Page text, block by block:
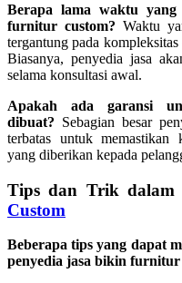
Berapa lama waktu
furnitur custom? Waktu
tergantung pada
Biasanya, penyedia jasa
selama konsultasi awal.
Apakah ada garansi
dibuat? Sebagian besar
terbatas untuk memastikan
yang diberikan kepada
Tips dan Trik dalam
Custom
Beberapa tips yang dapat
penyedia jasa bikin furnitur